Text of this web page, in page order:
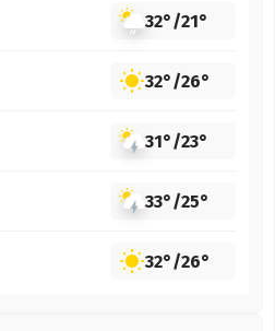
32°/21°
32°/26°
31°/23°
33°/25°
32°/26°